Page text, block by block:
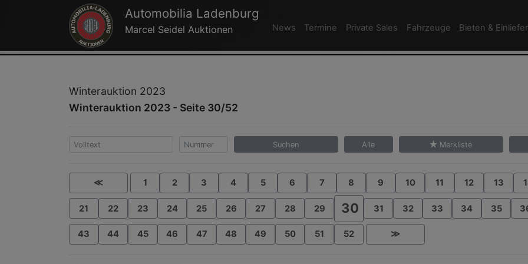
Automobilia Ladenburg
Marcel Seidel Auktionen News Termine Private Sales Fahrzeuge Bieten &
Winterauktion 2023
Winterauktion 2023 - Seite 30/52
Suchen Alle Merkliste
≪ 1 2 3 4 5 6 7 8 9 10 11 12 13
21 22 23 24 25 26 27 28 29 30 31 32 33 34 35
43 44 45 46 47 48 49 50 51 52 ≫